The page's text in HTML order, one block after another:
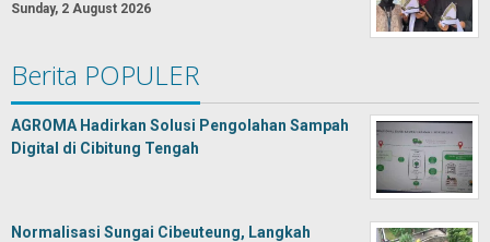
Sunday, 2 August 2026
Berita POPULER
AGROMA Hadirkan Solusi Pengolahan Sampah
Digital di Cibitung Tengah
Normalisasi Sungai Cibeuteung, Langkah